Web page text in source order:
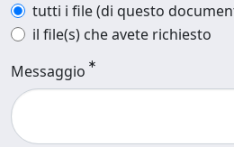
tutti i file (di questo
il file(s) che avete richiesto
Messaggio